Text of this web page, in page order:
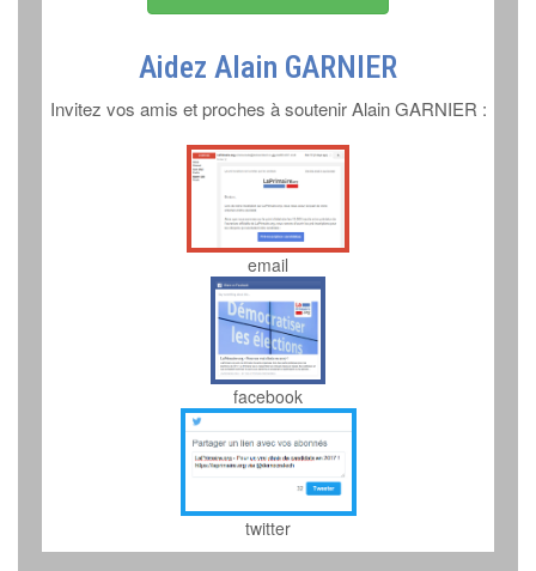
Aidez Alain GARNIER
Invitez vos amis et proches à soutenir Alain GARNIER :
email
facebook
twitter